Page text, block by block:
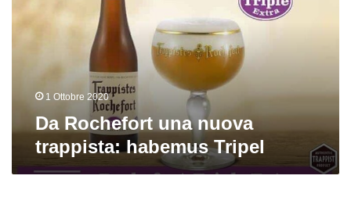
trappista:
1 Ottobre 2020
Da Rochefort una nuova
trappista: habemus Tripel